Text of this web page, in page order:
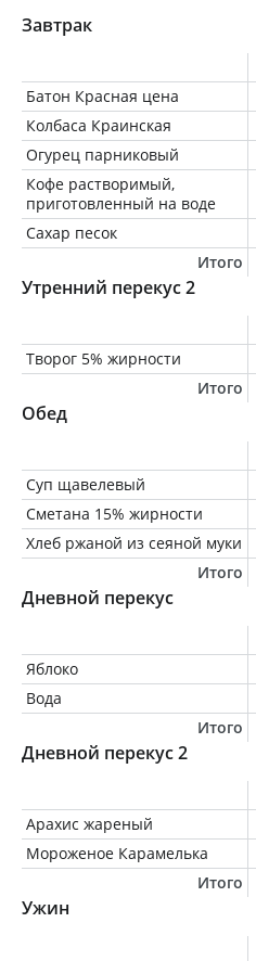
Завтрак
Батон Красная цена
Колбаса Краинская
Огурец парниковый
Кофе растворимый,
приготовленный на воде
Сахар песок
Итого
Утренний перекус 2
Творог 5% жирности
Итого
Обед
Суп щавелевый
Сметана 15% жирности
Хлеб ржаной из сеяной муки
Итого
Дневной перекус
Яблоко
Вода
Итого
Дневной перекус 2
Арахис жареный
Мороженое Карамелька
Итого
Ужин